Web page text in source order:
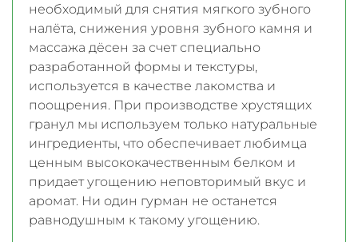
необходимый для снятия мягкого зубного
налёта, снижения уровня зубного камня и
массажа дёсен за счет специально
разработанной формы и текстуры,
используется в качестве лакомства и
поощрения. При производстве хрустящих
гранул мы используем только натуральные
ингредиенты, что обеспечивает любимца
ценным высококачественным белком и
придает угощению неповторимый вкус и
аромат. Ни один гурман не останется
равнодушным к такому угощению.